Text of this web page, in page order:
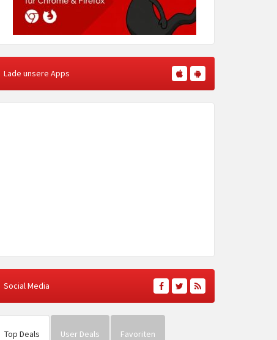
Lade unsere Apps
Social Media
Top Deals User Deals Favoriten